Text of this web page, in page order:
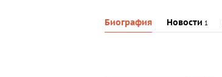
Биография Новости 1